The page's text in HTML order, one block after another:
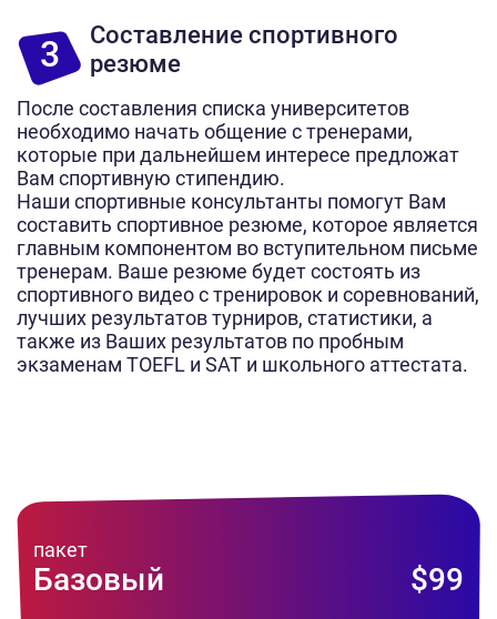
Составление спортивного
резюме
3
После составления списка университетов
необходимо начать общение с тренерами,
которые при дальнейшем интересе предложат
Вам спортивную стипендию.
Наши спортивные консультанты помогут Вам
составить спортивное резюме, которое является
главным компонентом во вступительном письме
тренерам. Ваше резюме будет состоять из
спортивного видео с тренировок и соревнований,
лучших результатов турниров, статистики, а
также из Ваших результатов по пробным
экзаменам TOEFL и SAT и школьного аттестата.
пакет
Базовый $99